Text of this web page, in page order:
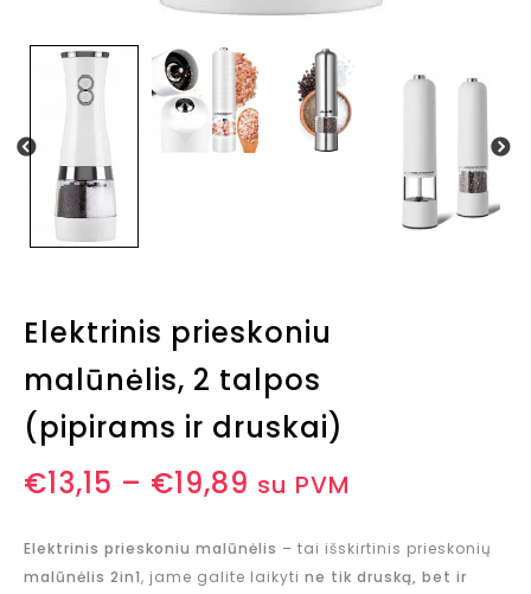
Elektrinis prieskoniu
malūnėlis, 2 talpos
(pipirams ir druskai)
€13,15 – €19,89 su PVM
Elektrinis prieskoniu malūnėlis – tai išskirtinis prieskonių
malūnėlis 2in1, jame galite laikyti ne tik druską, bet ir